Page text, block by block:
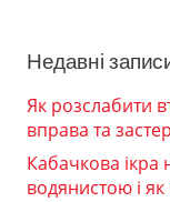
Недавні
Як розслабити
вправа та
Кабачкова
водянистою і